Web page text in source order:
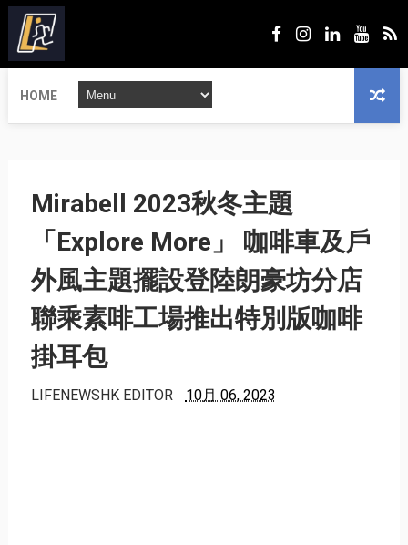
HOME
Mirabell 2023秋冬主題
「Explore More」 咖啡車及戶
外風主題擺設登陸朗豪坊分店
聯乘素啡工場推出特別版咖啡
掛耳包
LIFENEWSHK EDITOR 10月 06, 2023